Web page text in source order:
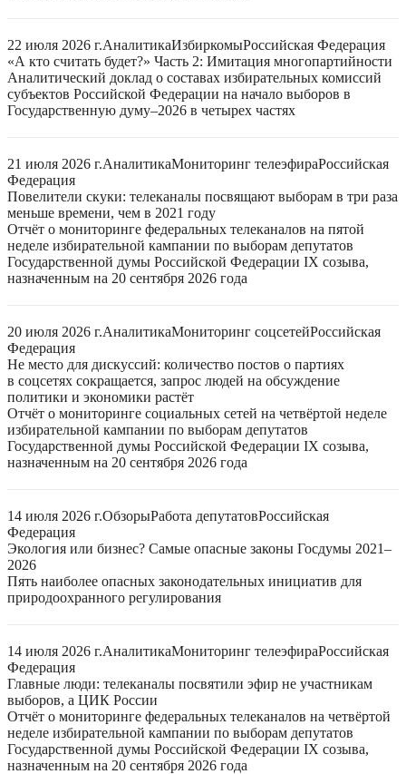
22 июля 2026 г.АналитикаИзбиркомыРоссийская Федерация
«А кто считать будет?» Часть 2: Имитация многопартийности
Аналитический доклад о составах избирательных комиссий
субъектов Российской Федерации на начало выборов в
Государственную думу–2026 в четырех частях
21 июля 2026 г.АналитикаМониторинг телеэфираРоссийская
Федерация
Повелители скуки: телеканалы посвящают выборам в три раза
меньше времени, чем в 2021 году
Отчёт о мониторинге федеральных телеканалов на пятой
неделе избирательной кампании по выборам депутатов
Государственной думы Российской Федерации IX созыва,
назначенным на 20 сентября 2026 года
20 июля 2026 г.АналитикаМониторинг соцсетейРоссийская
Федерация
Не место для дискуссий: количество постов о партиях
в соцсетях сокращается, запрос людей на обсуждение
политики и экономики растёт
Отчёт о мониторинге социальных сетей на четвёртой неделе
избирательной кампании по выборам депутатов
Государственной думы Российской Федерации IX созыва,
назначенным на 20 сентября 2026 года
14 июля 2026 г.ОбзорыРабота депутатовРоссийская
Федерация
Экология или бизнес? Самые опасные законы Госдумы 2021–
2026
Пять наиболее опасных законодательных инициатив для
природоохранного регулирования
14 июля 2026 г.АналитикаМониторинг телеэфираРоссийская
Федерация
Главные люди: телеканалы посвятили эфир не участникам
выборов, а ЦИК России
Отчёт о мониторинге федеральных телеканалов на четвёртой
неделе избирательной кампании по выборам депутатов
Государственной думы Российской Федерации IX созыва,
назначенным на 20 сентября 2026 года